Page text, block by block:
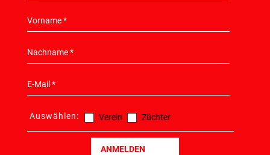
Auswählen: Verein Züchter
ANMELDEN